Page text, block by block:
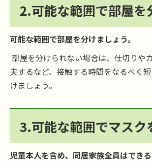
2.可能な範囲で部屋を
可能な範囲で部屋を分けましょう。
部屋を分けられない場合は、仕切りや
夫するなど、接触する時間をなるべく
けましょう。
3.可能な範囲でマスク
児童本人を含め、同居家族全員はでき